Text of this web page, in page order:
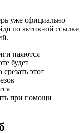
уже официально
по активной ссылке
паяются
будет
этот
при помощи